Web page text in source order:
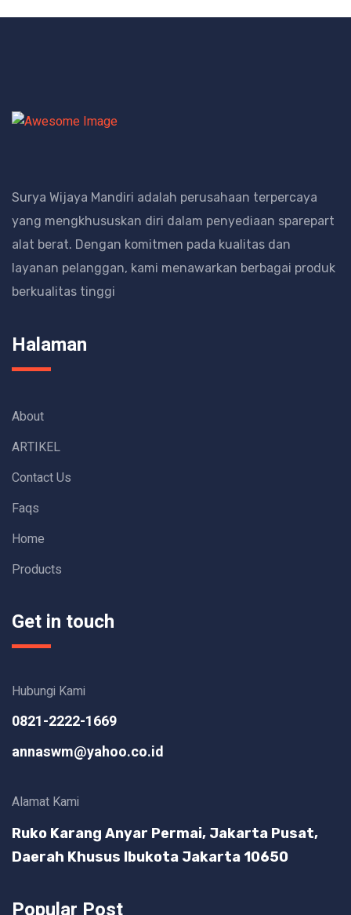
Surya Wijaya Mandiri adalah perusahaan terpercaya
yang mengkhususkan diri dalam penyediaan sparepart
alat berat. Dengan komitmen pada kualitas dan
layanan pelanggan, kami menawarkan berbagai produk
berkualitas tinggi
Halaman
About
ARTIKEL
Contact Us
Faqs
Home
Products
Get in touch
Hubungi Kami
0821-2222-1669
annaswm@yahoo.co.id
Alamat Kami
Ruko Karang Anyar Permai, Jakarta Pusat,
Daerah Khusus Ibukota Jakarta 10650